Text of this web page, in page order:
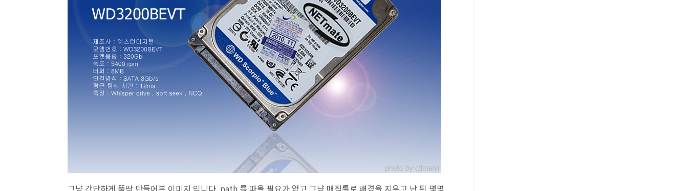
그냥 간단하게 뚝딱 만들어본 이미지 입니다. path 를 따올 필요가 없고 그냥 매직툴로 배경을 지우고 난 뒤 몇몇